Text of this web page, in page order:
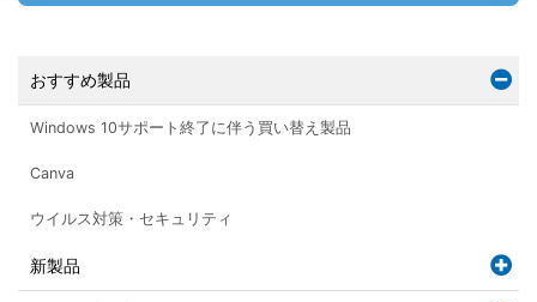
おすすめ製品
Windows 10サポート終了に伴う買い替え製品
Canva
ウイルス対策・セキュリティ
新製品